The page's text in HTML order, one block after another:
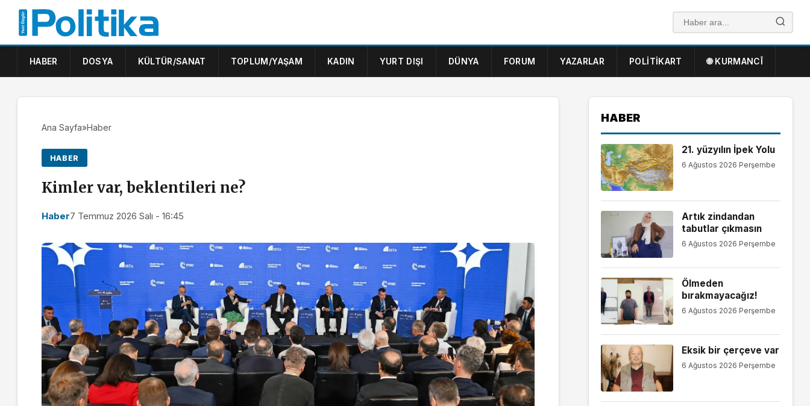
HABER DOSYA KÜLTÜR/SANAT TOPLUM/YAŞAM KADIN YURT DIŞI DÜNYA FORUM YAZARLAR POLITIKART 🌐 KURMANCÎ
Ana Sayfa»Haber
HABER
Kimler var, beklentileri ne?
Haber7 Temmuz 2026 Salı - 16:45
HABER
21. yüzyılın İpek Yolu
6 Ağustos 2026 Perşembe
Artık zindandan
tabutlar çıkmasın
6 Ağustos 2026 Perşembe
Ölmeden
bırakmayacağız!
6 Ağustos 2026 Perşembe
Eksik bir çerçeve var
6 Ağustos 2026 Perşembe